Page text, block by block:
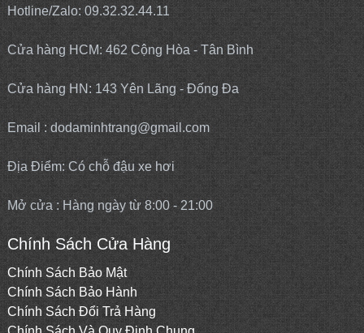
Hotline/Zalo: 09.32.32.44.11
Cửa hàng HCM: 462 Cộng Hòa - Tân Bình
Cửa hàng HN: 143 Yên Lãng - Đống Đa
Email : dodaminhtrang@gmail.com
Địa Điểm: Có chỗ đậu xe hơi
Mở cửa : Hàng ngày từ 8:00 - 21:00
Chính Sách Cửa Hàng
Chính Sách Bảo Mật
Chính Sách Bảo Hành
Chính Sách Đổi Trả Hàng